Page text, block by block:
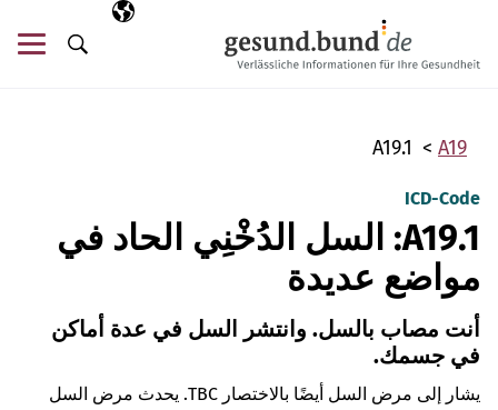
اللغة المختارة
AR
البحث
A19
A19.1
ICD-Code
A19.1: السل الدُخْنِي الحاد في
مواضع عديدة
أنت مصاب بالسل. وانتشر السل في عدة أماكن
في جسمك.
يشار إلى مرض السل أيضًا بالاختصار TBC. يحدث مرض السل